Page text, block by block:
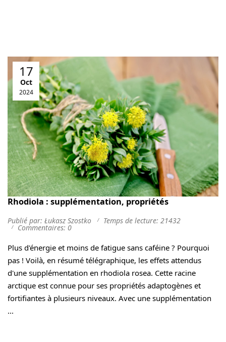
Rhodiola : supplémentation, propriétés
17
Oct
2024
Publié par: Łukasz Szostko
Temps de lecture: 21432
Commentaires: 0
Plus d'énergie et moins de fatigue sans caféine ? Pourquoi
pas ! Voilà, en résumé télégraphique, les effets attendus
d'une supplémentation en rhodiola rosea. Cette racine
arctique est connue pour ses propriétés adaptogènes et
fortifiantes à plusieurs niveaux. Avec une supplémentation